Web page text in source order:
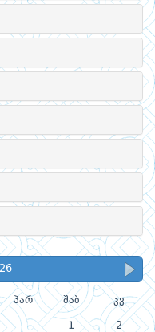
პარ შაბ კვ
1 2